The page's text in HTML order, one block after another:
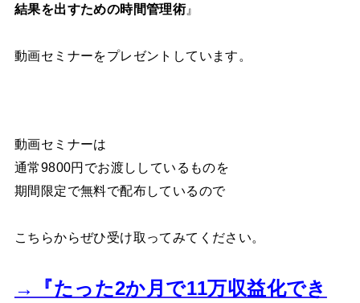
結果を出すための時間管理術』
動画セミナーをプレゼントしています。
動画セミナーは
通常9800円でお渡ししているものを
期間限定で無料で配布しているので
こちらからぜひ受け取ってみてください。
→『たった2か月で11万収益化でき